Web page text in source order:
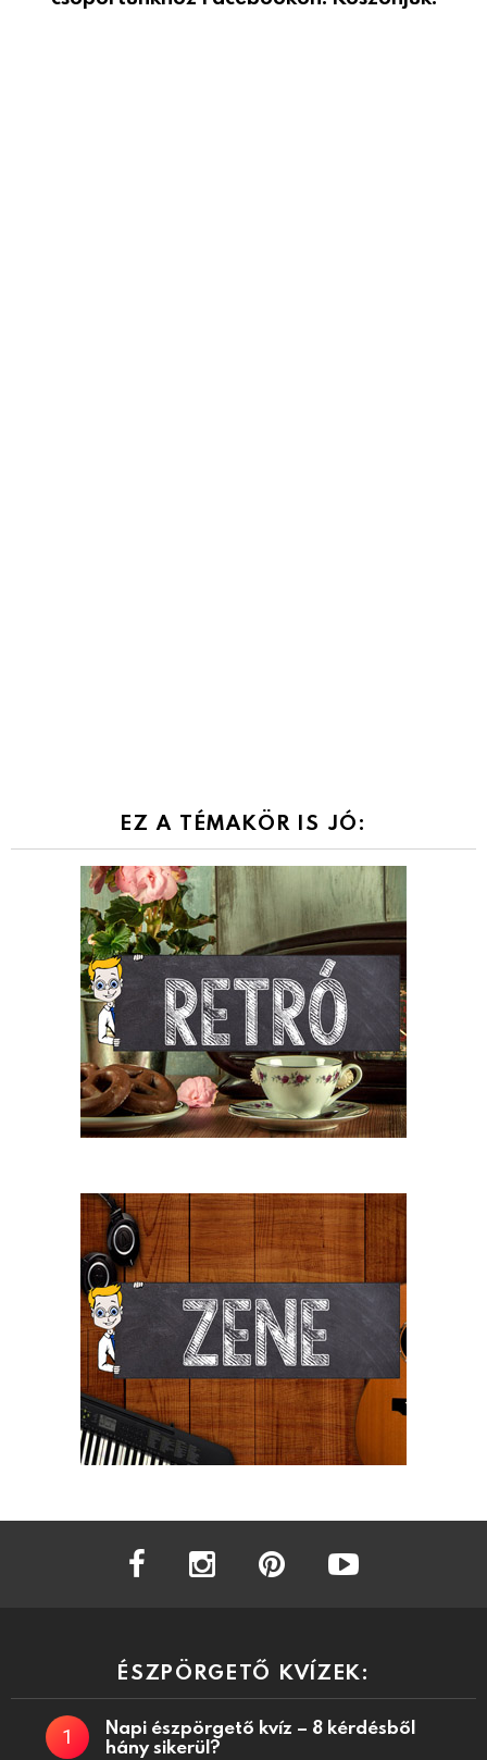
EZ A TÉMAKÖR IS JÓ:
facebook instagram
ÉSZPÖRGETŐ KVÍZEK:
Napi észpörgető kvíz – 8 kérdésből
hány sikerül?